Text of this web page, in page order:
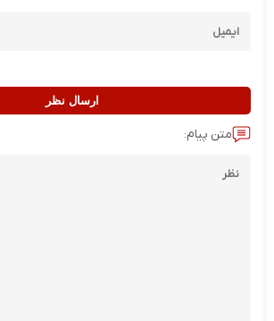
ارسال نظر
متن پیام: